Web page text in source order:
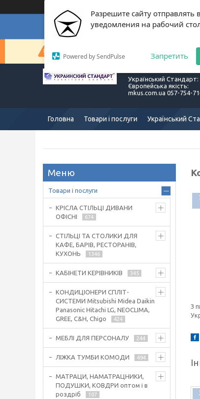
Разрешите сайту отправлять
уведомления на рабочий
Powered by SendPulse Запретить
Сейчас компания не может быстро
Український Стандарт:
Європейська якість:
mkus.com.ua 057-754-
Головна Товари і послуги Український
З
Товари і послуги
КРІСЛА СТІЛЬЦІ ДИВАНИ
ОФІСНІ
674
СТІЛЬЦІ ТА СТОЛИКИ ДЛЯ
КАФЕ, БАРІВ, РЕСТОРАНІВ,
КУХОНЬ
1346
КАБІНЕТИ КЕРІВНИКІВ 345
КОНДИЦІОНЕРИ СПЛІТ-
СИСТЕМИ Mitsubishi Midea Daikin
Panasonic Hitachi LG, NEOCLIMA,
GREE, C&H, Chigo
424
МЕБЛІ ДЛЯ ПЕРСОНАЛУ 244
ЛІЖКА ТУМБИ КОМОДИ 494
МАТРАЦИ, НАМАТРАЦНИКИ,
ПОДУШКИ, КОВДРИ оптом і в
роздріб
107